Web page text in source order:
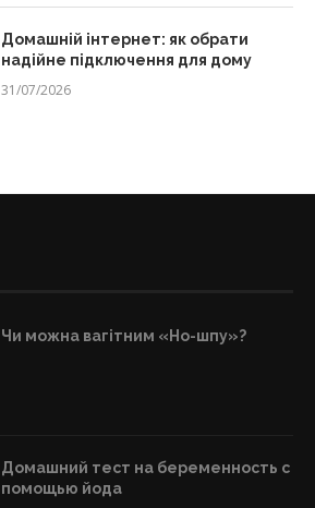
Домашній інтернет: як обрати
надійне підключення для дому
31/07/2026
Чи можна вагітним «Но-шпу»?
Домашний тест на беременность с
помощью йода